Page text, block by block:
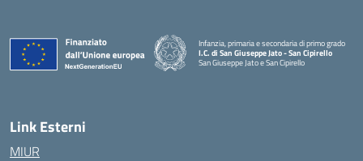
Infanzia, primaria e secondaria di primo grado
I.C. di San Giuseppe Jato - San Cipirello
San Giuseppe Jato e San Cipirello
Link Esterni
MIUR